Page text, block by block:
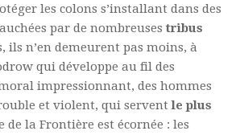
les colons s’installant dans des
par de nombreuses tribus
ils n’en demeurent pas moins, à
qui développe au fil des
impressionnant, des hommes
et violent, qui serventle plus
de la Frontière est écornée : les